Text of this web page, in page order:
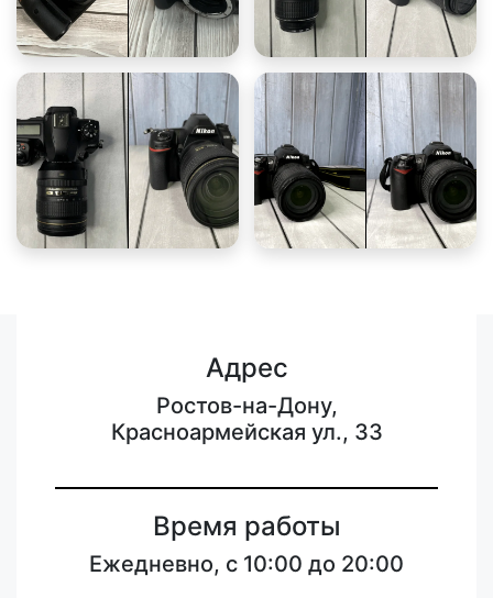
Адрес
Ростов-на-Дону,
Красноармейская ул., 33
Время работы
Ежедневно, с 10:00 до 20:00